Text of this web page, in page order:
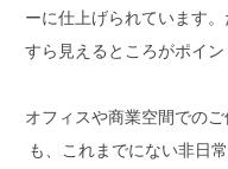
ーに仕上げられています
すら見えるところがポイ
オフィスや商業空間での
も、これまでにない非日